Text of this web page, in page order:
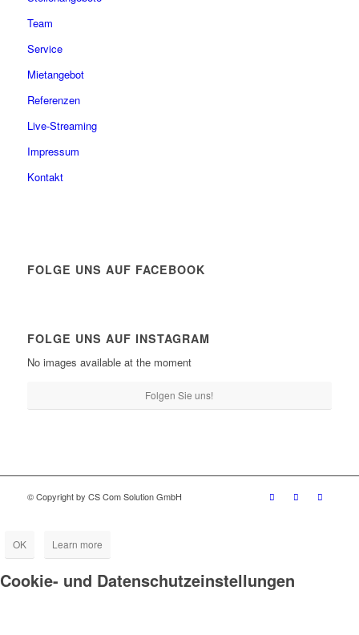
Team
Service
Mietangebot
Referenzen
Live-Streaming
Impressum
Kontakt
FOLGE UNS AUF FACEBOOK
FOLGE UNS AUF INSTAGRAM
No images available at the moment
Folgen Sie uns!
© Copyright by CS Com Solution GmbH
OK Learn more
Cookie- und Datenschutzeinstellungen